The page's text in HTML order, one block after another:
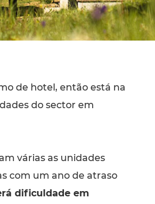
de hotel, então está na
do sector em
várias as unidades
com um ano de atraso
dificuldade em